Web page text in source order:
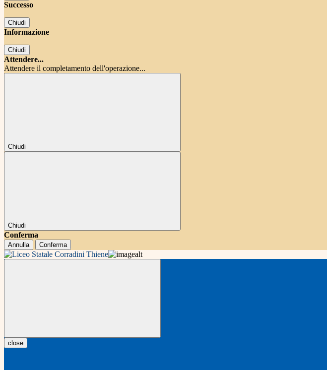
Successo
Chiudi
Informazione
Chiudi
Attendere...
Attendere il completamento dell'operazione...
Chiudi
Chiudi
Conferma
Annulla Conferma
close